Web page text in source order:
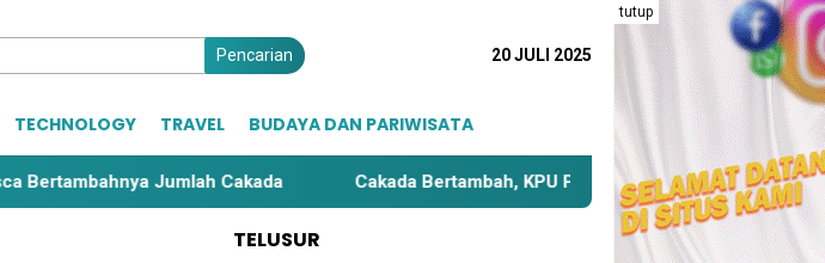
tutup
Pencarian 20 JULI 2025
TECHNOLOGY TRAVEL BUDAYA DAN PARIWISATA
Jumlah Cakada Cakada Bertambah, KPU Parimo Bahas Kembali Zona Kampanye
TELUSUR